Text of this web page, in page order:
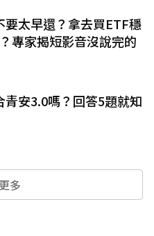
要太早還？拿去買ETF穩
專家揭短影音沒說完的
青安3.0嗎？回答5題就知
多